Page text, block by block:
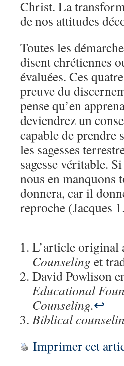
Christ. La
de nos attitudes
Toutes les
disent chrétiennes
évaluées. Ces
preuve du
pense qu’en
deviendrez un
capable de prendre
les sagesses
sagesse véritable.
nous en manquons
donnera, car il
reproche (Jacques
L’article original
Counseling et
David Powlison
Educational
Counseling.↩
Biblical
Imprimer cet